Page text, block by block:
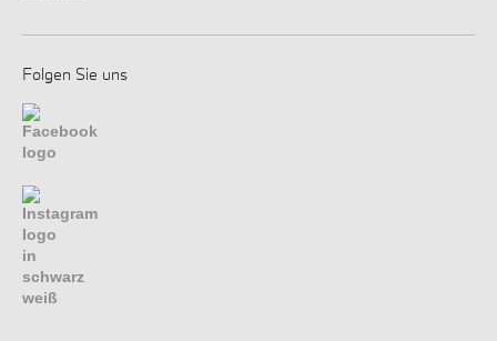
Folgen Sie uns